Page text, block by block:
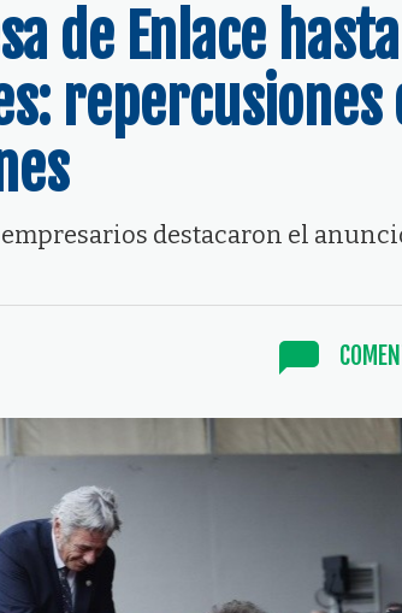
de Enlace
repercusiones
destacaron el